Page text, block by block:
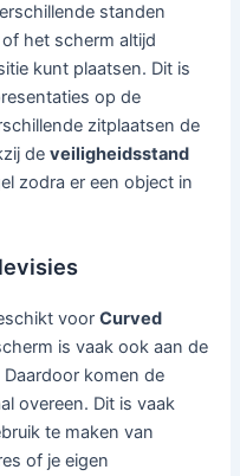
standen
het scherm altijd
kunt plaatsen. Dit is
op de
zitplaatsen de
deveiligheidsstand
zodra er een object in
voorCurved
is vaak ook aan de
komen de
overeen. Dit is vaak
te maken van
of je eigen